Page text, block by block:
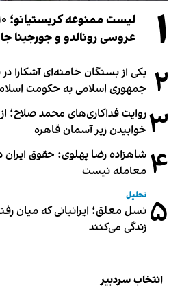
۱
عروسی رونالدو و جورجینا
۲ یکی از بستگان خامنه‌ای آشکارا
جمهوری اسلامی به حکومت
۳ خوابیدن زیر آسمان قاهره
۴ شاهزاده رضا پهلوی: حقوق ایران
معامله نیست
۵ تحلیل
نسل معلق؛ ایرانیانی که میان
زندگی می‌کنند
انتخاب سردبیر